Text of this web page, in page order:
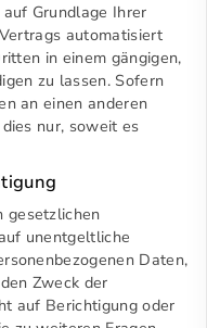
Grundlage Ihrer
automatisiert
in einem gängigen,
zu lassen. Sofern
an einen anderen
nur, soweit es
gesetzlichen
unentgeltliche
Daten,
Zweck der
auf Berichtigung oder